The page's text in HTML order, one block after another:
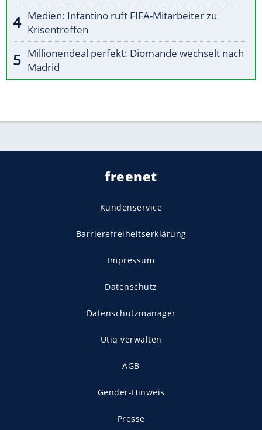
Medien: Infantino ruft FIFA-Mitarbeiter zu
Krisentreffen
Millionendeal perfekt: Diomande wechselt nach
Madrid
freenet
Kundenservice
Barrierefreiheitserklärung
Impressum
Datenschutz
Datenschutzmanager
Utiq verwalten
AGB
Gender-Hinweis
Presse